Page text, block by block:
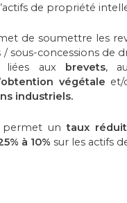
de propriété
de soumettre les
/ sous-concessions de
liées aux
brevets,
végétale et/
industriels.
permet untaux
à 10% sur les actifs